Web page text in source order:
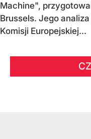
Machine",
Brussels. Jego
Komisji Europejskiej...